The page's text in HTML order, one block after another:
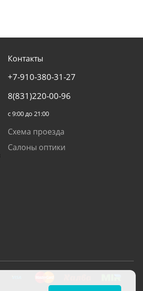
Контакты
+7-910-380-31-27
8(831)220-00-96
с 9:00 до 21:00
Схема проезда
Салоны оптики